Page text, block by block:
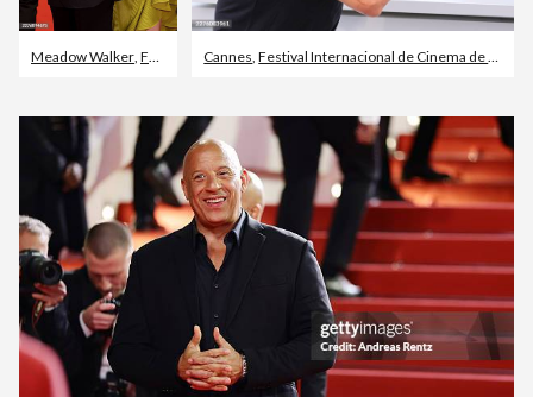
Meadow Walker, Festival Internacional de Cinema de Cannes ,Cannes
Cannes,Festival Internacional de Cinema de Cannes